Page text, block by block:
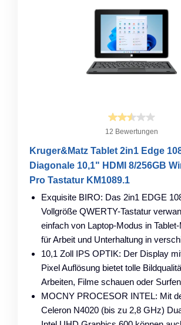
12 Bewertungen
Kruger&Matz Tablet 2in1 Edge
Diagonale 10,1" HDMI 8/256GB
Pro Tastatur KM1089.1
Exquisite BIRO: Das 2in1 EDGE
Vollgröße QWERTY-Tastatur
einfach von Laptop-Modus in
für Arbeit und Unterhaltung in
10,1 Zoll IPS OPTIK: Der Display
Pixel Auflösung bietet tolle
Arbeiten, Filme schauen oder
MOCNY PROCESOR INTEL: Mit
Celeron N4020 (bis zu 2,8 GHz)